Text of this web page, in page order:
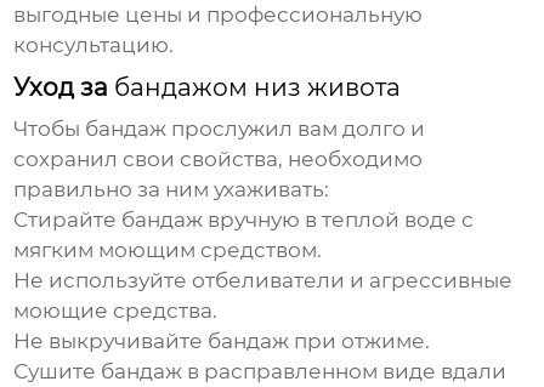
выгодные цены и профессиональную
консультацию.
Уход за бандажом низ живота
Чтобы бандаж прослужил вам долго и
сохранил свои свойства, необходимо
правильно за ним ухаживать:
Стирайте бандаж вручную в теплой воде с
мягким моющим средством.
Не используйте отбеливатели и агрессивные
моющие средства.
Не выкручивайте бандаж при отжиме.
Сушите бандаж в расправленном виде вдали